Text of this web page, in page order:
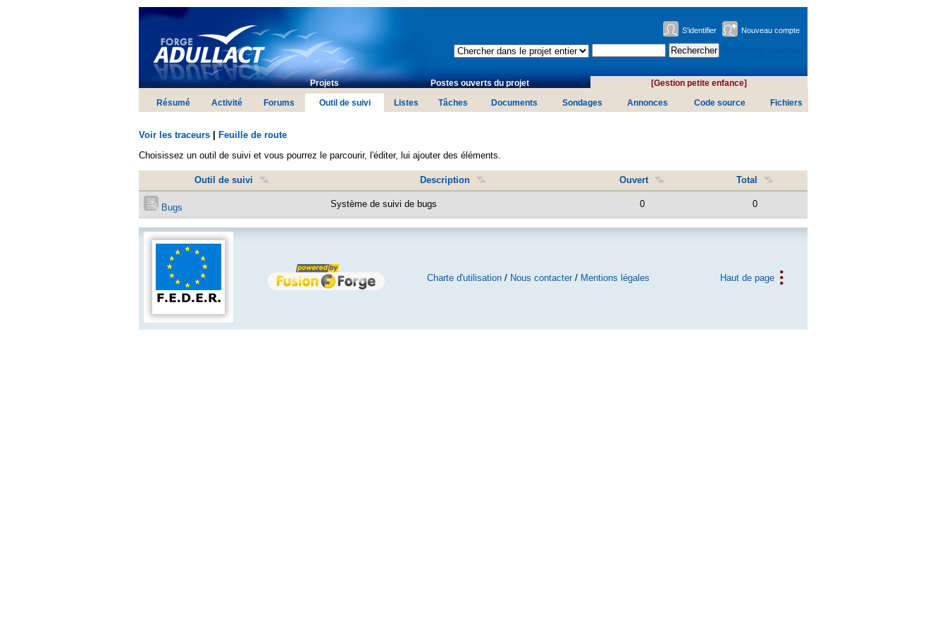
S'identifier Nouveau compte
Projets Postes ouverts du projet [Gestion petite enfance]
Résumé Activité Forums Outil de suivi Listes Tâches Documents Sondages Annonces Code source Fichiers
Voir les traceurs | Feuille de route
Choisissez un outil de suivi et vous pourrez le parcourir, l'éditer, lui ajouter des éléments.
Outil de suivi Description Ouvert Total
Bugs Système de suivi de bugs 0 0
Charte d'utilisation/ Nous contacter/ Mentions légales Haut de page